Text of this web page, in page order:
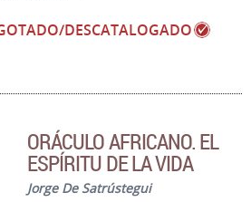
DESCATALOGADO
ORÁCULO AFRICANO. EL
ESPÍRITU DE LA VIDA
Jorge De Satrústegui